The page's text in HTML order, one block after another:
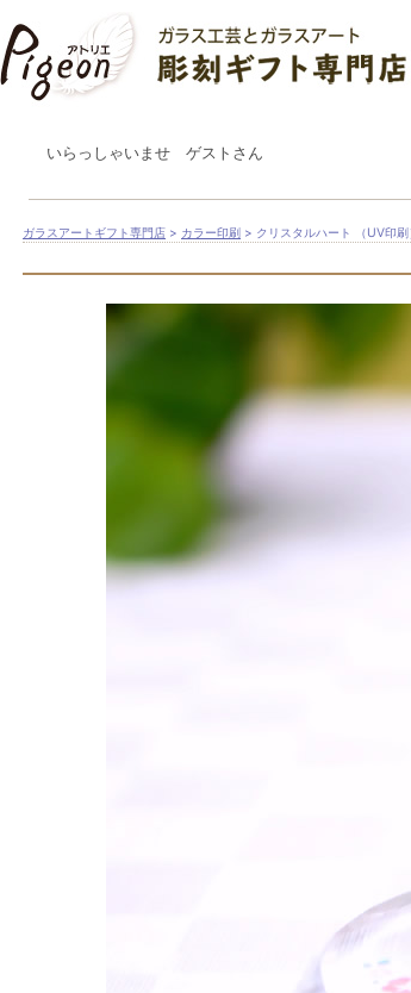
いらっしゃいませ ゲストさん
ガラスアートギフト専門店 > カラー印刷 > クリスタルハート （UV印刷